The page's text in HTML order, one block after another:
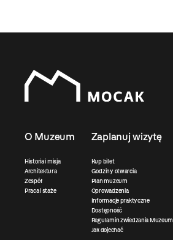
O Muzeum
Historia i misja
Architektura
Zespół
Praca i staże
Zaplanuj wizytę
Kup bilet
Godziny otwarcia
Plan muzeum
Oprowadzenia
Informacje praktyczne
Dostępność
Regulamin zwiedzania Muzeum
Jak dojechać